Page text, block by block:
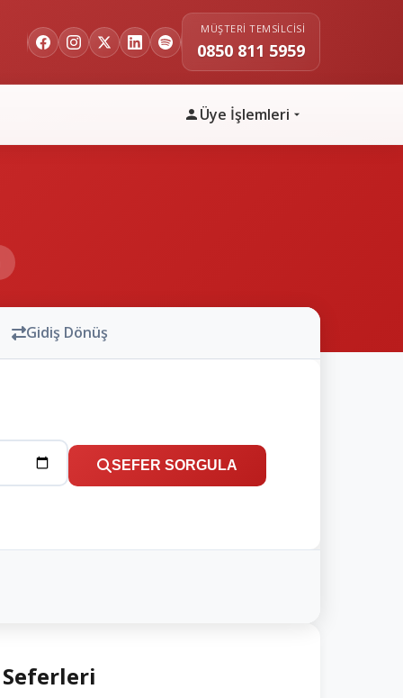
MÜŞTERI TEMSILCISI
0850 811 5959
Üye İşlemleri
Gidiş Dönüş
SEFER SORGULA
Seferleri